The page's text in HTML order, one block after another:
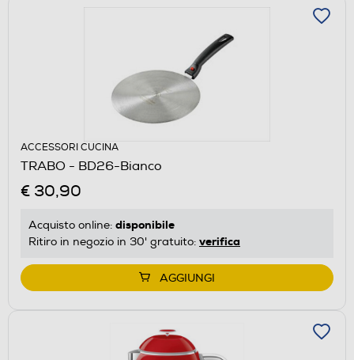
ACCESSORI CUCINA
TRABO - BD26-Bianco
€ 30,90
Acquisto online: disponibile
Ritiro in negozio in 30' gratuito: verifica
AGGIUNGI